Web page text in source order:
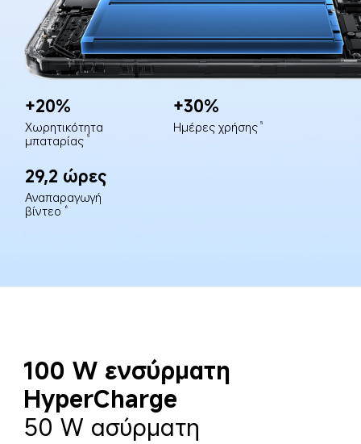
+20%
Xωρητικότητα
μπαταρίας 5
+30%
Ημέρες χρήσης 5
29,2 ώρες
Αναπαραγωγή
βίντεο
6
100 W ενσύρματη
HyperCharge
50 W ασύρματη